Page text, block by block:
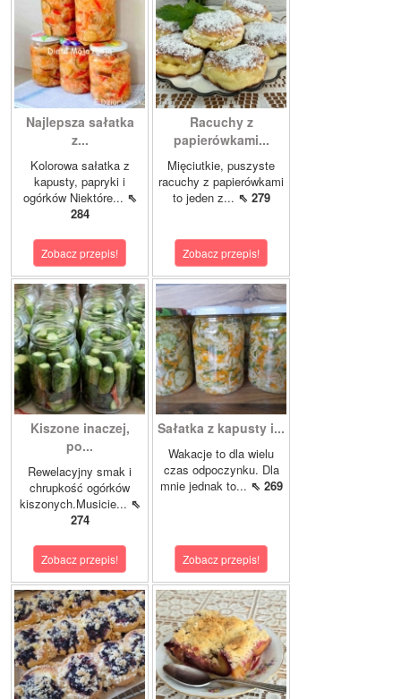
Najlepsza sałatka
z...
Kolorowa sałatka z
kapusty, papryki i
ogórków Niektóre... ⇖
284
Zobacz przepis!
Racuchy z
papierówkami...
Mięciutkie, puszyste
racuchy z papierówkami
to jeden z... ⇖ 279
Zobacz przepis!
Kiszone inaczej,
po...
Rewelacyjny smak i
chrupkość ogórków
kiszonych.Musicie... ⇖
274
Zobacz przepis!
Sałatka z kapusty i...
Wakacje to dla wielu
czas odpoczynku. Dla
mnie jednak to... ⇖ 269
Zobacz przepis!